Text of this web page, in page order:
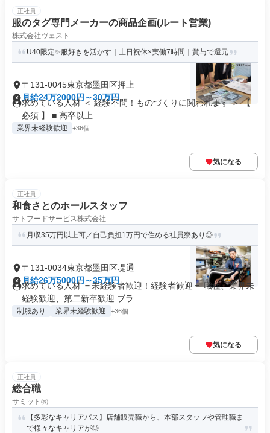
正社員
服のタグ専門メーカーの商品企画(ルート営業)
株式会社ヴェスト
U40限定✨服好きを活かす｜土日祝休×実働7時間｜賞与で還元
〒131-0045東京都墨田区押上
月給24万2000円～30万円
求めている人材 ＜ 経験不問！ものづくりに関われます ＞ 【
必須 】 ■ 高卒以上...
業界未経験歓迎 +36個
気になる
正社員
和食さとのホールスタッフ
サトフードサービス株式会社
月収35万円以上可／自己負担1万円で住める社員寮あり◎
〒131-0034東京都墨田区堤通
月給26万5000円～35万円
求めている人材 ＝未経験者歓迎！経験者歓迎＝ 職種、業界未
経験歓迎、第二新卒歓迎 ブラ...
制服あり 業界未経験歓迎 +36個
気になる
正社員
総合職
サミット㈱
【多彩なキャリアパス】店舗販売職から、本部スタッフや管理職ま
で様々なキャリアが◎